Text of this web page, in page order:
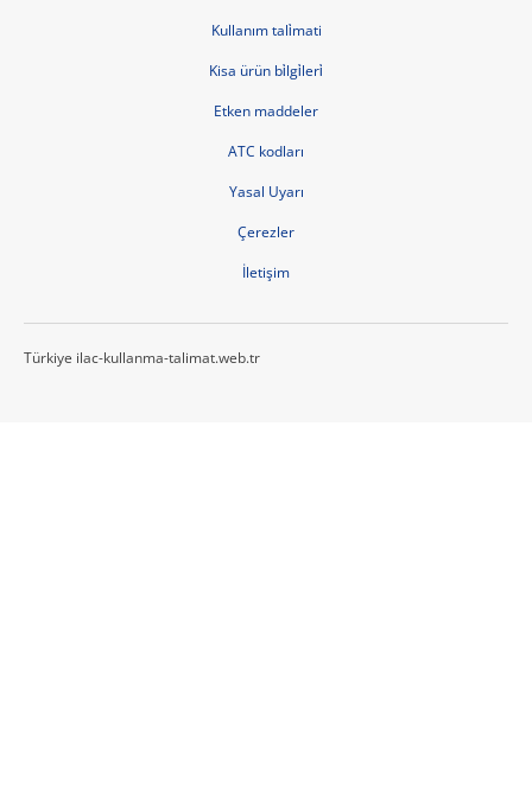
Kullanım tali̇mati
Kisa ürün bi̇lgi̇leri̇
Etken maddeler
ATC kodları
Yasal Uyarı
Çerezler
İletişim
Türkiye ilac-kullanma-talimat.web.tr